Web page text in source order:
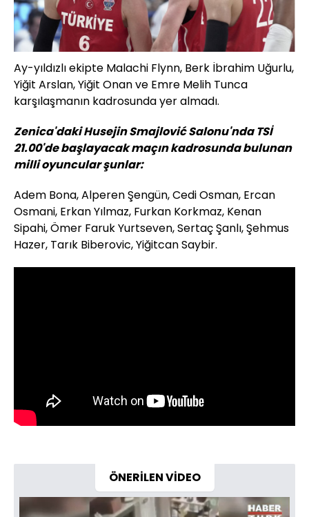
Ay-yıldızlı ekipte Malachi Flynn, Berk İbrahim Uğurlu,
Yiğit Arslan, Yiğit Onan ve Emre Melih Tunca
karşılaşmanın kadrosunda yer almadı.
Zenica'daki Husejin Smajlović Salonu'nda TSİ
21.00'de başlayacak maçın kadrosunda bulunan
milli oyuncular şunlar:
Adem Bona, Alperen Şengün, Cedi Osman, Ercan
Osmani, Erkan Yılmaz, Furkan Korkmaz, Kenan
Sipahi, Ömer Faruk Yurtseven, Sertaç Şanlı, Şehmus
Hazer, Tarık Biberovic, Yiğitcan Saybir.
ÖNERİLEN VİDEO